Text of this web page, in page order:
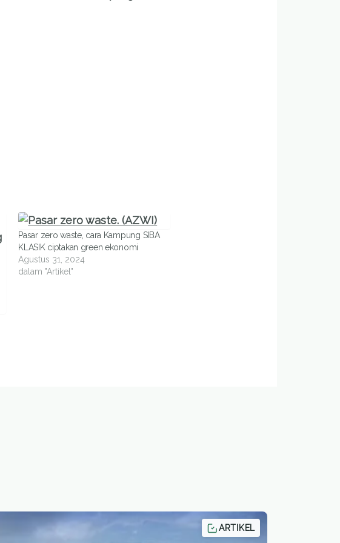
Pasar zero waste, cara Kampung SIBA
KLASIK ciptakan green ekonomi
Agustus 31, 2024
dalam "Artikel"
ARTIKEL